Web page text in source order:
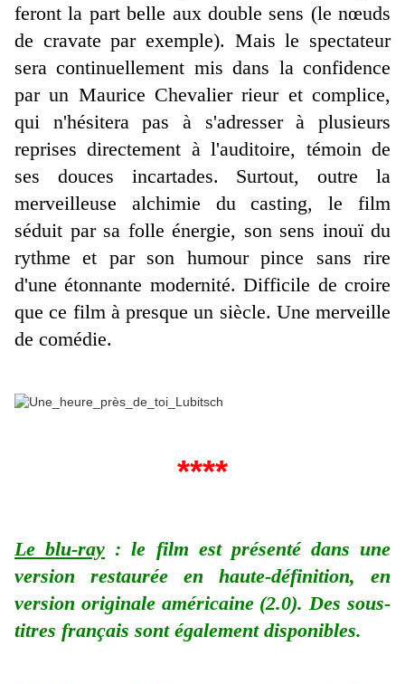
feront la part belle aux double sens (le nœuds
de cravate par exemple). Mais le spectateur
sera continuellement mis dans la confidence
par un Maurice Chevalier rieur et complice,
qui n'hésitera pas à s'adresser à plusieurs
reprises directement à l'auditoire, témoin de
ses douces incartades. Surtout, outre la
merveilleuse alchimie du casting, le film
séduit par sa folle énergie, son sens inouï du
rythme et par son humour pince sans rire
d'une étonnante modernité. Difficile de croire
que ce film à presque un siècle. Une merveille
de comédie.
****
Le blu-ray : le film est présenté dans une
version restaurée en haute-définition, en
version originale américaine (2.0). Des sous-
titres français sont également disponibles.